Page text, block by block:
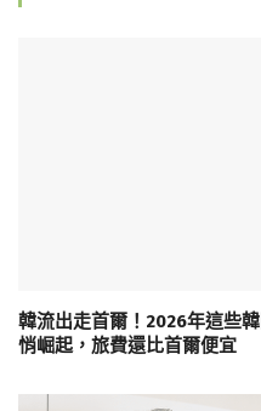
韓流出走首爾！2026年這些
悄崛起，旅費還比首爾便宜